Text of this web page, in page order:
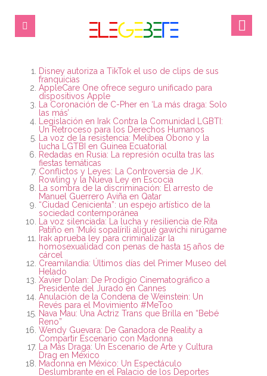
Disney autoriza a TikTok el uso de clips de sus
franquicias
AppleCare One ofrece seguro unificado para
dispositivos Apple
La Coronación de C-Pher en ‘La más draga: Solo
las más’
Legislación en Irak Contra la Comunidad LGBTI:
Un Retroceso para los Derechos Humanos
La voz de la resistencia: Melibea Obono y la
lucha LGTBI en Guinea Ecuatorial
Redadas en Rusia: La represión oculta tras las
fiestas temáticas
Conflictos y Leyes: La Controversia de J.K.
Rowling y la Nueva Ley en Escocia
La sombra de la discriminación: El arresto de
Manuel Guerrero Aviña en Qatar
“Ciudad Cenicienta”: un espejo artístico de la
sociedad contemporánea
La voz silenciada: La lucha y resiliencia de Rita
Patiño en ‘Muki sopalírili aligué gawíchi nirúgame
Irak aprueba ley para criminalizar la
homosexualidad con penas de hasta 15 años de
cárcel
Creamilandia: Últimos días del Primer Museo del
Helado
Xavier Dolan: De Prodigio Cinematográfico a
Presidente del Jurado en Cannes
Anulación de la Condena de Weinstein: Un
Revés para el Movimiento #MeToo
Nava Mau: Una Actriz Trans que Brilla en “Bebé
Reno”
Wendy Guevara: De Ganadora de Reality a
Compartir Escenario con Madonna
La Más Draga: Un Escenario de Arte y Cultura
Drag en México
Madonna en México: Un Espectáculo
Deslumbrante en el Palacio de los Deportes